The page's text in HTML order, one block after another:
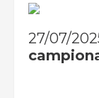
27/07/